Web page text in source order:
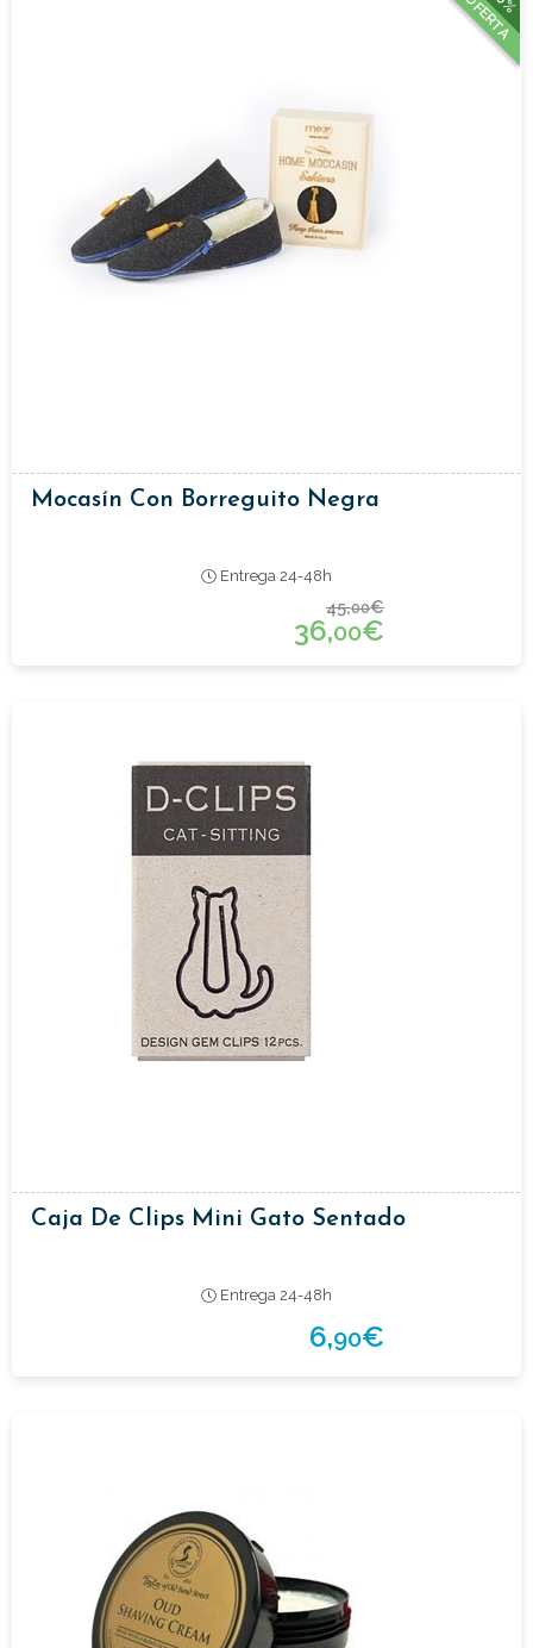
OFERTA
Mocasín Con Borreguito Negra
Entrega 24-48h
45,00€
36,00€
Caja De Clips Mini Gato Sentado
Entrega 24-48h
6,90€